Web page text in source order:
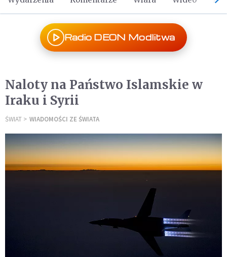
Radio DEON Modlitwa
Naloty na Państwo Islamskie w
Iraku i Syrii
ŚWIAT WIADOMOŚCI ZE ŚWIATA